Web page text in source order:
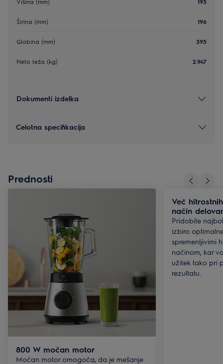
Širina (mm) 196
Globina (mm) 395
Neto teža (kg) 2.947
Dokumenti izdelka
Celotna specifikacija
Prednosti
800 W močan motor
Močan motor omogoča, da je mešanje
Več
način
Pridobite
izbiro
spremenljivimi
načinom, kar
užitek tako pri
rezultatu.